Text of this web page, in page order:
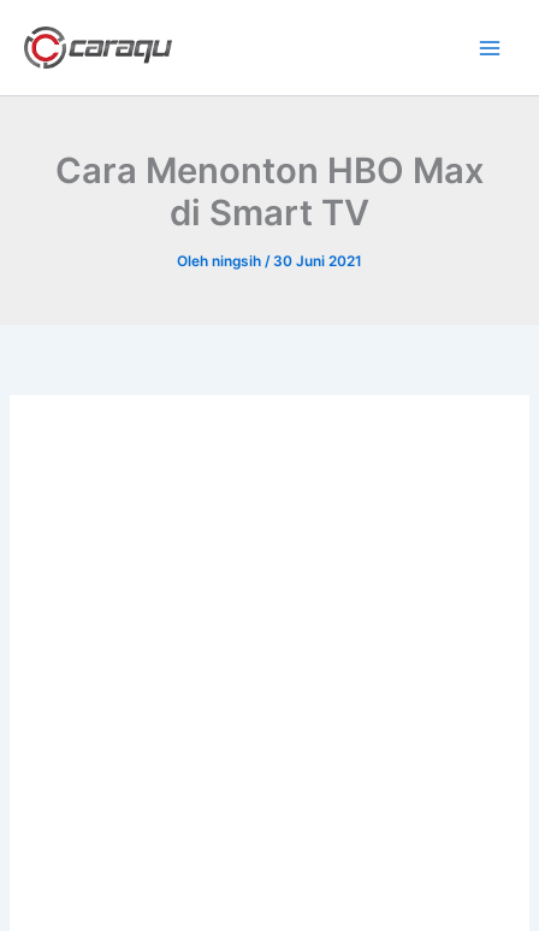
konten
Cara Menonton HBO Max
di Smart TV
Oleh ningsih / 30 Juni 2021